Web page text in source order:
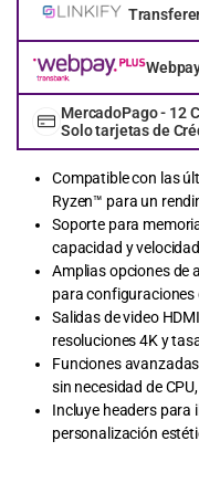
MercadoPago - 12
Solo tarjetas de
Compatible con las
Ryzen™ para un
Soporte para
capacidad y
Amplias opciones de
para configuraciones
Salidas de video
resoluciones 4K y
Funciones
sin necesidad de
Incluye headers para
personalización